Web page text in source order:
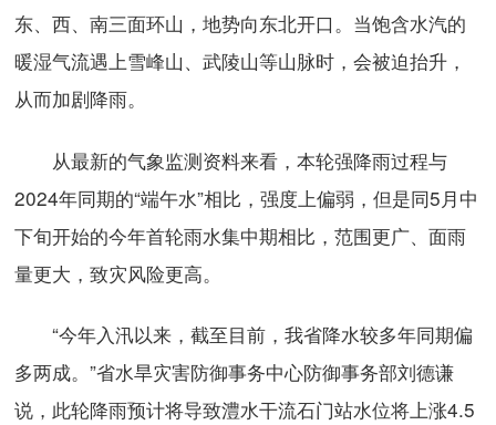
东、西、南三面环山，地势向东北开口。当饱含水汽的
暖湿气流遇上雪峰山、武陵山等山脉时，会被迫抬升，
从而加剧降雨。
从最新的气象监测资料来看，本轮强降雨过程与
2024年同期的“端午水”相比，强度上偏弱，但是同5月中
下旬开始的今年首轮雨水集中期相比，范围更广、面雨
量更大，致灾风险更高。
“今年入汛以来，截至目前，我省降水较多年同期偏
多两成。”省水旱灾害防御事务中心防御事务部刘德谦
说，此轮降雨预计将导致澧水干流石门站水位将上涨4.5